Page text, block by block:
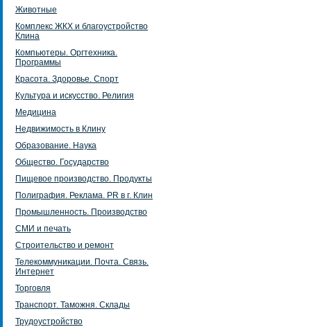
Животные
Комплекс ЖКХ и благоустройство
Клина
Компьютеры. Оргтехника.
Программы
Красота. Здоровье. Спорт
Культура и искусство. Религия
Медицина
Недвижимость в Клину
Образование. Наука
Общество. Государство
Пищевое производство. Продукты
Полиграфия. Реклама. PR в г. Клин
Промышленность. Производство
СМИ и печать
Строительство и ремонт
Телекоммуникации. Почта. Связь.
Интернет
Торговля
Транспорт. Таможня. Склады
Трудоустройство